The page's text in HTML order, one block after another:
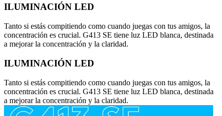
ILUMINACIÓN LED
Tanto si estás compitiendo como cuando juegas con tus amigos, la
concentración es crucial. G413 SE tiene luz LED blanca, destinada
a mejorar la concentración y la claridad.
ILUMINACIÓN LED
Tanto si estás compitiendo como cuando juegas con tus amigos, la
concentración es crucial. G413 SE tiene luz LED blanca, destinada
a mejorar la concentración y la claridad.